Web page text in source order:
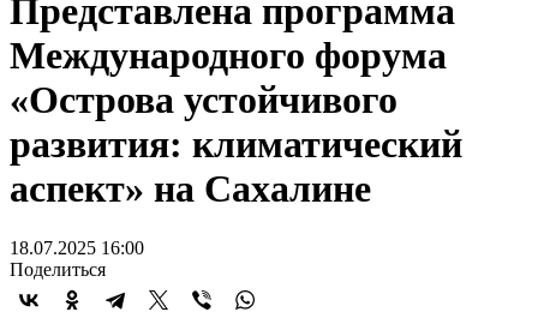
Представлена программа
Международного форума
«Острова устойчивого
развития: климатический
аспект» на Сахалине
18.07.2025 16:00
Поделиться